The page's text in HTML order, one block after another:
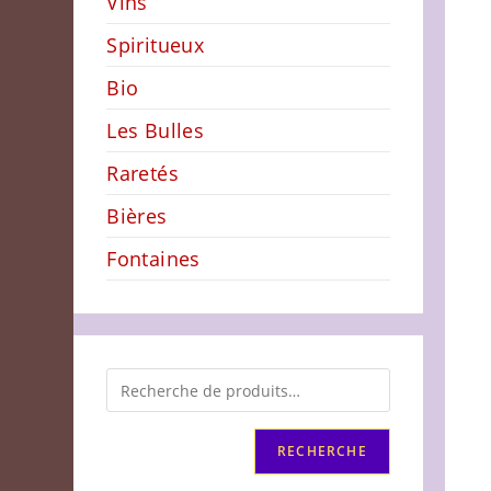
Spiritueux
Bio
Les Bulles
Raretés
Bières
Fontaines
RECHERCHE